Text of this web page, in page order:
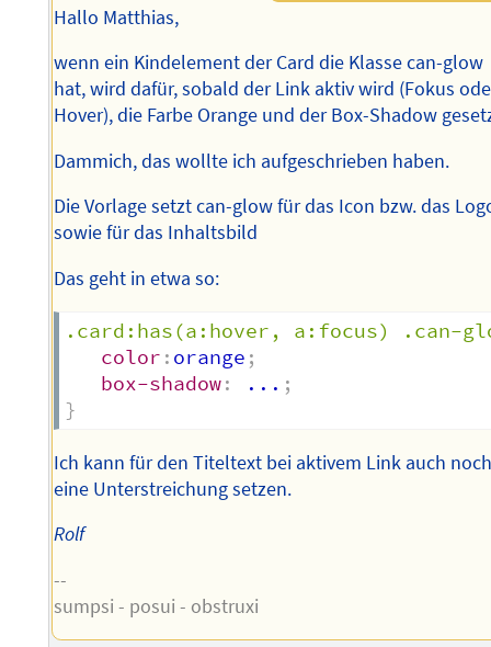
Hallo Matthias,
wenn ein Kindelement der Card die Klasse can-glow
hat, wird dafür, sobald der Link aktiv wird (Fokus
Hover), die Farbe Orange und der Box-Shadow
Dammich, das wollte ich aufgeschrieben haben.
Die Vorlage setzt can-glow für das Icon bzw. das
sowie für das Inhaltsbild
Das geht in etwa so:
.card:has(a:hover, a:focus) .can-
color : orange ;
box-shadow: ... ;
}
Ich kann für den Titeltext bei aktivem Link auch
eine Unterstreichung setzen.
Rolf
--
sumpsi - posui - obstruxi